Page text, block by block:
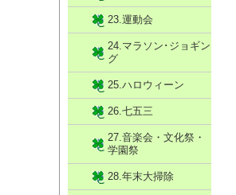
23.運動会
24.マラソン･ジョギン
グ
25.ハロウィーン
26.七五三
27.音楽会・文化祭・
学園祭
28.年末大掃除